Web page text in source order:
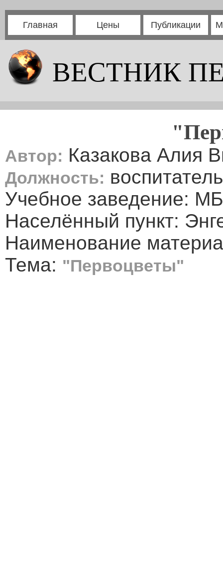
Главная Цены Публикации
ВЕСТНИК
Автор: Казакова Алия
Должность: воспитатель
Учебное заведение:
Населённый пункт:
Наименование
Тема: "Первоцветы"